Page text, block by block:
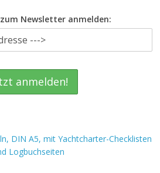
zum Newsletter anmelden: